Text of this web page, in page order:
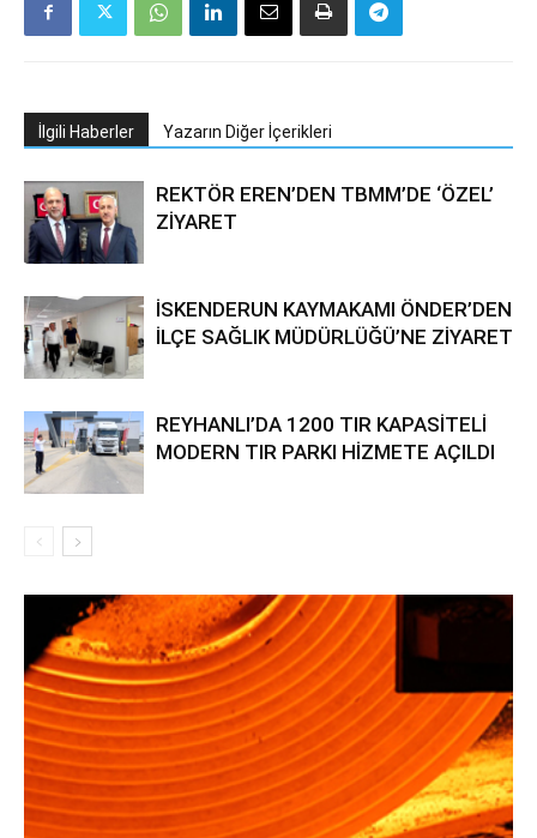
İlgili Haberler Yazarın Diğer İçerikleri
REKTÖR EREN’DEN TBMM’DE ‘ÖZEL’
ZİYARET
İSKENDERUN KAYMAKAMI ÖNDER’DEN
İLÇE SAĞLIK MÜDÜRLÜĞÜ’NE ZİYARET
REYHANLI’DA 1200 TIR KAPASİTELİ
MODERN TIR PARKI HİZMETE AÇILDI